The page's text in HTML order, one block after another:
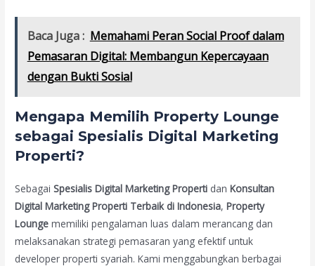
Baca Juga : Memahami Peran Social Proof dalam
Pemasaran Digital: Membangun Kepercayaan
dengan Bukti Sosial
Mengapa Memilih Property Lounge
sebagai Spesialis Digital Marketing
Properti?
SebagaiSpesialis Digital Marketing Properti danKonsultan
Digital Marketing Properti Terbaik di Indonesia,Property
Lounge memiliki pengalaman luas dalam merancang dan
melaksanakan strategi pemasaran yang efektif untuk
developer properti syariah. Kami menggabungkan berbagai